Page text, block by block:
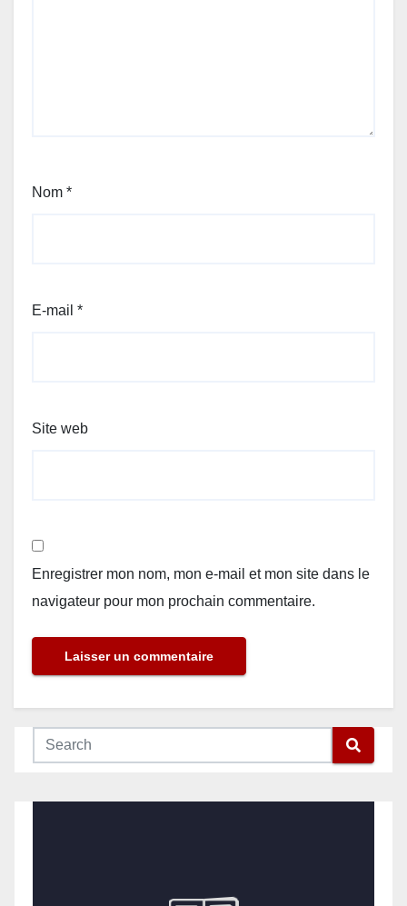
Nom *
E-mail *
Site web
Enregistrer mon nom, mon e-mail et mon site dans le
navigateur pour mon prochain commentaire.